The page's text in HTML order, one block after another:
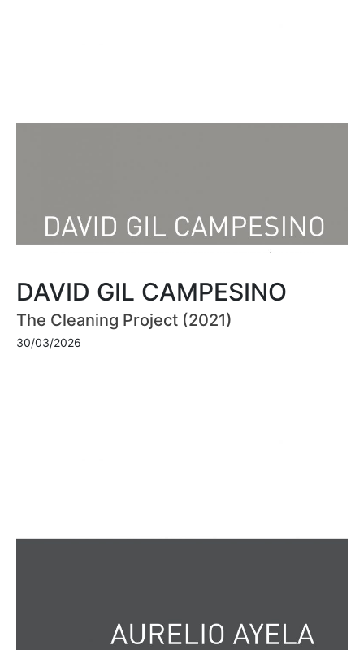
DAVID GIL CAMPESINO
The Cleaning Project (2021)
30/03/2026